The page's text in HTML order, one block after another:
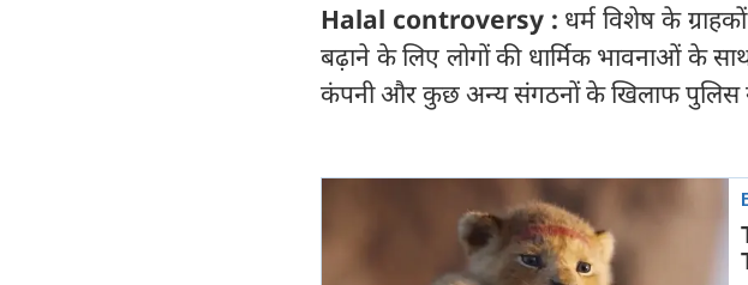
Halal controversy : धर्म विशेष के
बढ़ाने के लिए लोगों की धार्मिक भावनाओं के
कंपनी और कुछ अन्य संगठनों के खिलाफ पुलिस ने